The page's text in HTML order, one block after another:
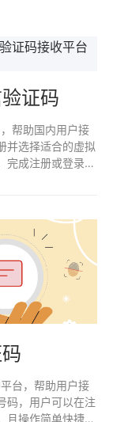
证码
帮助国内用户接
并选择适合的虚拟
完成注册或登录操
台，帮助用户接
码，用户可以在注
且操作简单快捷。